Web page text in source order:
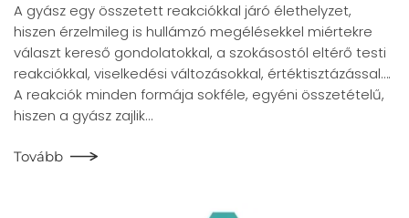
A gyász egy összetett reakciókkal járó élethelyzet,
hiszen érzelmileg is hullámzó megélésekkel miértekre
választ kereső gondolatokkal, a szokásostól eltérő testi
reakciókkal, viselkedési változásokkal, értéktisztázással….
A reakciók minden formája sokféle, egyéni összetételű,
hiszen a gyász zajlik…
Tovább